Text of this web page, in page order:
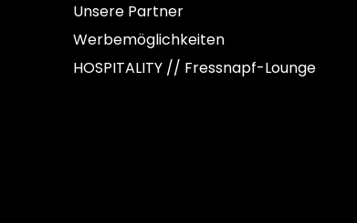
Unsere Partner
Werbemöglichkeiten
HOSPITALITY // Fressnapf-Lounge